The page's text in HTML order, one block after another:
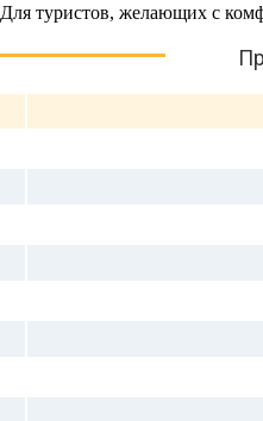
Для туристов, желающих с